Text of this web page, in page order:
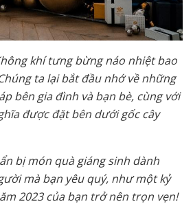
khí tưng bừng náo nhiệt bao
ta lại bắt đầu nhớ về những
bên gia đình và bạn bè, cùng với
được đặt bên dưới gốc cây
bị món quà giáng sinh dành
mà bạn yêu quý, như một kỷ
2023 của bạn trở nên trọn vẹn!